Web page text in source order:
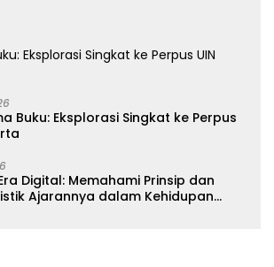
Buku: Eksplorasi Singkat ke Perpus
Digital: Memahami Prinsip dan
Ajarannya dalam Kehidupan